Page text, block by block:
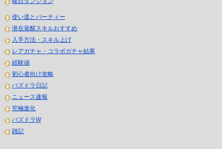
使い道とパーティー
潜在覚醒スキルおすすめ
入手方法・スキル上げ
レアガチャ・コラボガチャ結果
経験値
初心者向け攻略
パズドラ日記
ニュース速報
究極進化
パズドラW
雑記